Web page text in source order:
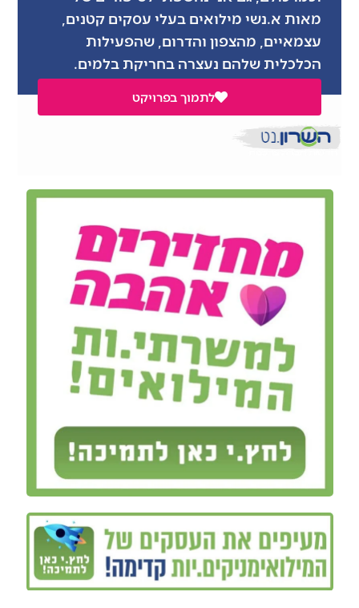
מאות א.נשי מילואים בעלי עסקים קטנים,
עצמאיים, מהצפון והדרום, שהפעילות
הכלכלית שלהם נעצרה בחריקת בלמים.
לתמוך בפרויקט